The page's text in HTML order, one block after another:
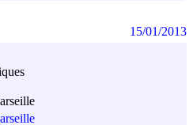
15/01/2013